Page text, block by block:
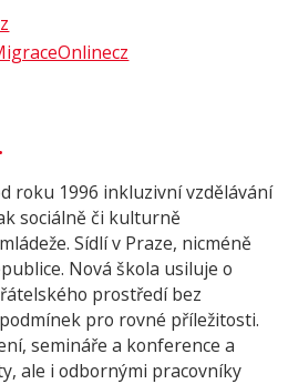
roku 1996 inkluzivní vzdělávání
sociálně či kulturně
Sídlí v Praze, nicméně
Nová škola usiluje o
prostředí bez
pro rovné příležitosti.
semináře a konference a
ale i odbornými pracovníky